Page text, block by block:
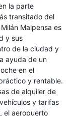
la parte
transitado del
Malpensa es
y sus
de la ciudad y
ayuda de un
en el
y rentable.
de alquiler de
y tarifas
el aeropuerto